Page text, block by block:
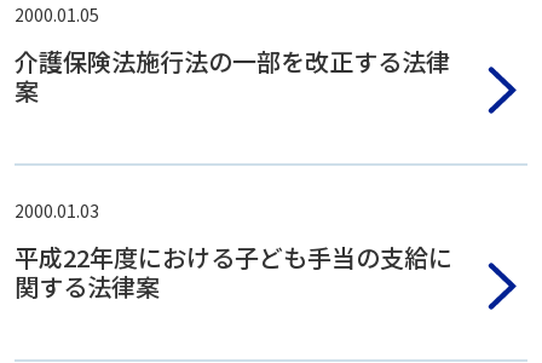
2000.01.05
介護保険法施行法の一部を改正する法律
案
2000.01.03
平成22年度における子ども手当の支給に
関する法律案